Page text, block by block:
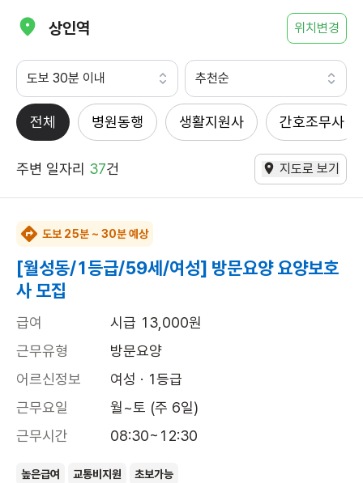
상인역 위치변경
도보 30분 이내 추천순
전체 병원동행 생활지원사 간호조무사
주변 일자리 37건 지도로 보기
도보 25분 ~ 30분 예상
[월성동/1등급/59세/여성] 방문요양 요양보호
사 모집
급여
시급 13,000원
근무유형
방문요양
어르신정보
여성 · 1등급
근무요일
월~토 (주 6일)
근무시간
08:30~12:30
높은급여 교통비지원 초보가능